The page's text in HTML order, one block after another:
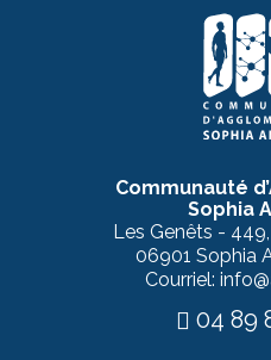
Communauté
Sophia
Les Genêts -
06901 Sophia
Courriel:
04 89